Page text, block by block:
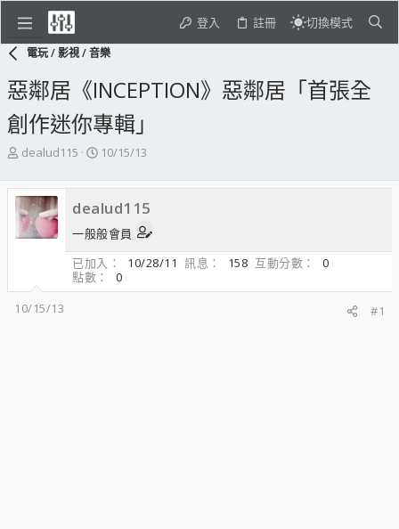
登入 註冊 切換模式
電玩 / 影視 / 音樂
惡鄰居《INCEPTION》惡鄰居「首張全
創作迷你專輯」
主
發
起
人
dealud115
開
日
期
10/15/13
dealud115
一般般會員
已加入
10/28/11 訊息 158 互動分數
0
點數
0
10/15/13
#1